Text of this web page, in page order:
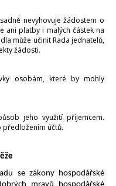
nevyhovuje žádostem o
ani platby i malých částek na
může učinit Rada jednatelů,
žádosti.
osobám, které by mohly
jeho využití příjemcem.
předložením účtů.
se zákony hospodářské